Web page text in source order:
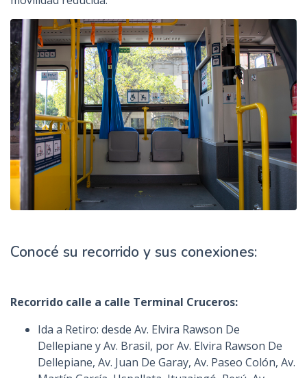
Conocé su recorrido y sus conexiones:
Recorrido calle a calle Terminal Cruceros:
Ida a Retiro: desde Av. Elvira Rawson De
Dellepiane y Av. Brasil, por Av. Elvira Rawson De
Dellepiane, Av. Juan De Garay, Av. Paseo Colón, Av.